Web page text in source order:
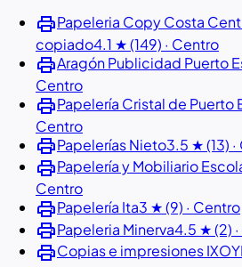
printPapeleria Copy Costa
copiado4.1 ★ (149) · Centro
printAragón Publicidad Puerto
Centro
printPapelería Cristal de Puerto
Centro
printPapelerías Nieto3.5 ★ (13)
printPapelería y Mobiliario
Centro
printPapelería Ita3 ★ (9) · Centro
printPapeleria Minerva4.5 ★ (2)
printCopias e impresiones